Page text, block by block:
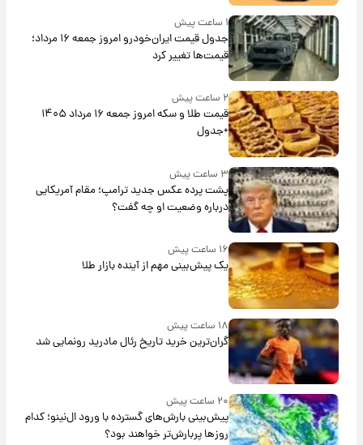
۱ ساعت پیش
جدول قیمت ایران‌خودرو امروز جمعه ۱۶ مرداد؛
قیمت‌ها تغییر کرد
۲ ساعت پیش
قیمت طلا و سکه امروز جمعه ۱۶ مرداد ۱۴۰۵
+جدول
۳ ساعت پیش
پشت پرده عکس جدید ترامپ؛ مقام آمریکایی
درباره وضعیت او چه گفت؟
۱۶ ساعت پیش
یک پیش‌بینی مهم از آینده بازار طلا
۱۸ ساعت پیش
گران‌ترین خرید تاریخ رئال مادرید رونمایی شد
۲۰ ساعت پیش
پیش‌بینی بارش‌های گسترده با ورود ال‌نینو؛ کدام
روزها پربارش‌تر خواهند بود؟